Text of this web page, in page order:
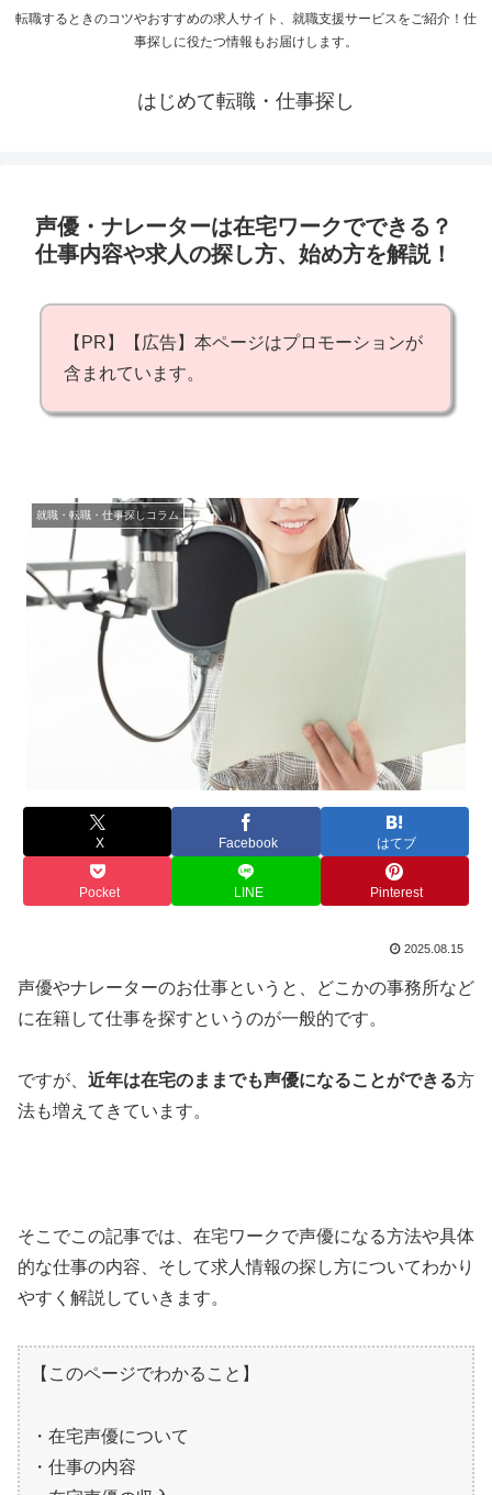
転職するときのコツやおすすめの求人サイト、就職支援サービスをご紹介！仕
事探しに役たつ情報もお届けします。
はじめて転職・仕事探し
声優・ナレーターは在宅ワークでできる？
仕事内容や求人の探し方、始め方を解説！
【PR】【広告】本ページはプロモーションが
含まれています。
就職・転職・仕事探しコラム
X Facebook はてブ
Pocket LINE Pinterest
2025.08.15
声優やナレーターのお仕事というと、どこかの事務所など
に在籍して仕事を探すというのが一般的です。
ですが、 近年は在宅のままでも声優になることができる方
法も増えてきています。
そこでこの記事では、在宅ワークで声優になる方法や具体
的な仕事の内容、そして求人情報の探し方についてわかり
やすく解説していきます。
【このページでわかること】
・在宅声優について
・仕事の内容